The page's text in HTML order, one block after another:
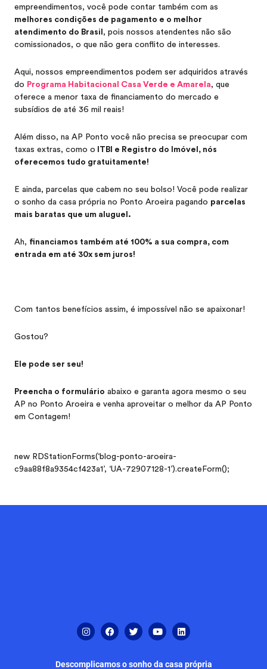
empreendimentos, você pode contar também com as
melhores condições de pagamento e o melhor
atendimento do Brasil , pois nossos atendentes não são
comissionados, o que não gera conflito de interesses.
Aqui, nossos empreendimentos podem ser adquiridos através
do Programa Habitacional Casa Verde e Amarela, que
oferece a menor taxa de financiamento do mercado e
subsídios de até 36 mil reais!
Além disso, na AP Ponto você não precisa se preocupar com
taxas extras, como o ITBI e Registro do Imóvel, nós
oferecemos tudo gratuitamente!
E ainda, parcelas que cabem no seu bolso! Você pode realizar
o sonho da casa própria no Ponto Aroeira pagando parcelas
mais baratas que um aluguel.
Ah, financiamos também até 100% a sua compra, com
entrada em até 30x sem juros!
Com tantos benefícios assim, é impossível não se apaixonar!
Gostou?
Ele pode ser seu!
Preencha o formulário abaixo e garanta agora mesmo o seu
AP no Ponto Aroeira e venha aproveitar o melhor da AP Ponto
em Contagem!
new RDStationForms(‘blog-ponto-aroeira-
c9aa88f8a9354cf423a1’, ‘UA-72907128-1’).createForm();
Descomplicamos o sonho da casa própria